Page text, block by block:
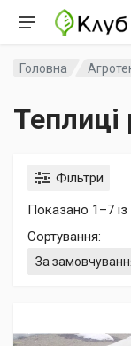
Головна
Теплиці
Фільтри
Показано 1–7 із
Сортування: